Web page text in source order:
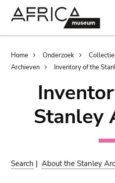
Breadcrumb
Home Onderzoek
Archieven
Inventory of the
Stanley
Search |About the Stanley